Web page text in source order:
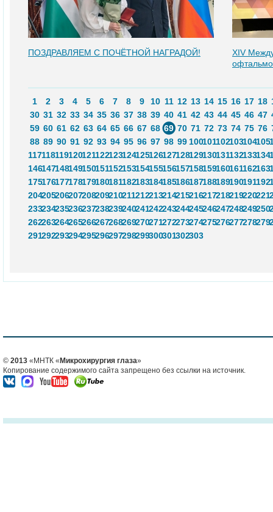
ПОЗДРАВЛЯЕМ С ПОЧЁТНОЙ НАГРАДОЙ!
XIV
1 2 3 4 5 6 7 8 9 10 11 12 13 14 15 16 17 18
30 31 32 33 34 35 36 37 38 39 40 41 42 43 44 45 46 47
59 60 61 62 63 64 65 66 67 68 69 70 71 72 73 74 75 76
88 89 90 91 92 93 94 95 96 97 98 99 100101102103104105
117118119120121122123124125126127128129130131132133134
146147148149150151152153154155156157158159160161162163
175176177178179180181182183184185186187188189190191192
204205206207208209210211212213214215216217218219220221
233234235236237238239240241242243244245246247248249250
262263264265266267268269270271272273274275276277278279
291292293294295296297298299300301302303
© 2013 «МНТК « Микрохирургия глаза»
Копирование содержимого сайта запрещено без ссылки на источник.